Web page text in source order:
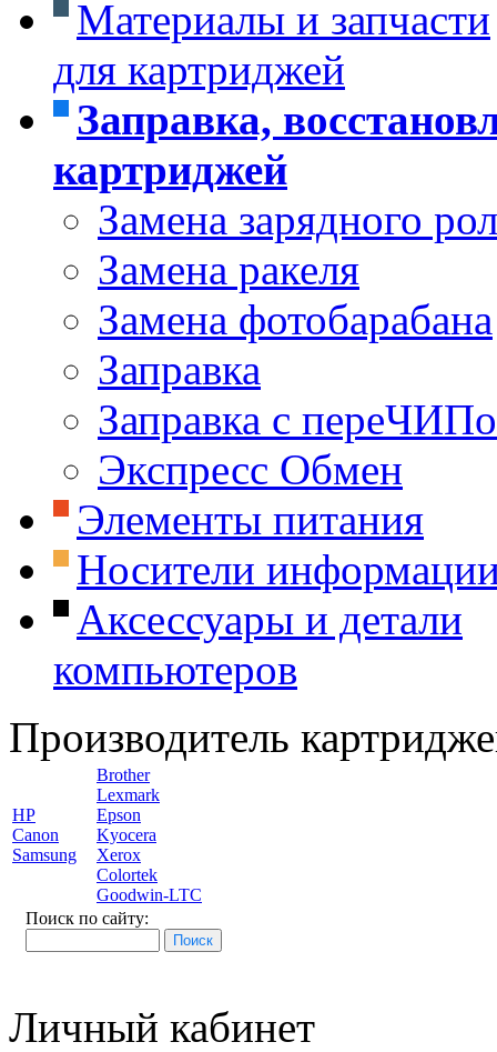
Материалы и запчасти
для картриджей
Заправка,
картриджей
Замена зарядного
Замена ракеля
Замена фотобарабана
Заправка
Заправка с
Экспресс Обмен
Элементы питания
Носители
Аксессуары и детали
компьютеров
Производитель
HP
Canon
Samsung
Brother
Lexmark
Epson
Kyocera
Xerox
Colortek
Goodwin-LTC
Поиск по сайту:
Личный кабинет